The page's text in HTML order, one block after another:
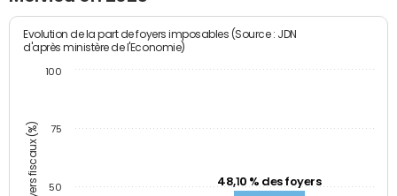
Evolution de la part de foyers imposables (Source : JDN
d'après ministère de l'Economie)
48,10 % des foyers
50
75
100